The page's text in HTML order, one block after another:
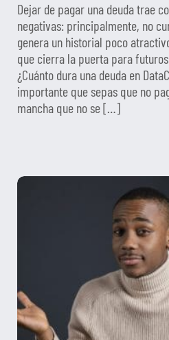
Dejar de pagar una deuda trae
negativas: principalmente, no
genera un historial poco
que cierra la puerta para
¿Cuánto dura una deuda en
importante que sepas que no
mancha que no se […]